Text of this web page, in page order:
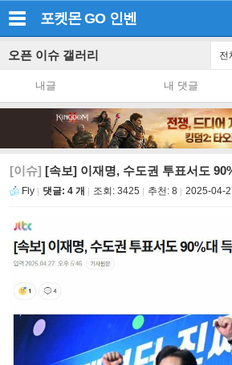
포켓몬 GO 인벤
오픈 이슈 갤러리 전
내글 내 댓글
[이슈] [속보] 이재명, 수도권 투표서도
Fly 댓글: 4 개 조회: 3425 추천: 8 2025-04-